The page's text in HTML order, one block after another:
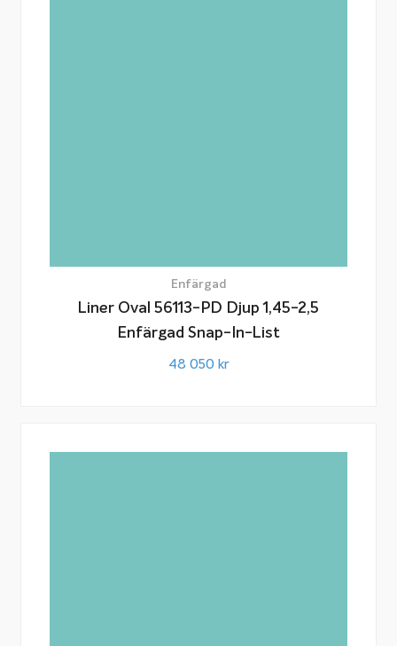
Enfärgad
Liner Oval 56113-PD Djup 1,45-2,5
Enfärgad Snap-In-List
48 050 kr